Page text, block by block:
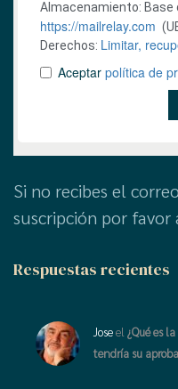
Si no recibes el
suscripción por favor
Respuestas recientes
Joseel ¿Qué es
tendría su